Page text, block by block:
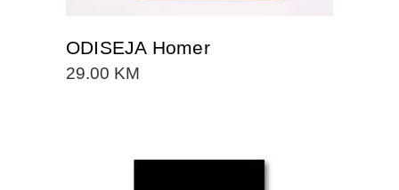
ODISEJA Homer
29.00 KM